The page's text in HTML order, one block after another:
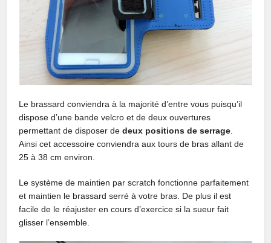
Le brassard conviendra à la majorité d’entre vous puisqu’il
dispose d’une bande velcro et de deux ouvertures
permettant de disposer dedeux positions de serrage.
Ainsi cet accessoire conviendra aux tours de bras allant de
25 à 38 cm environ.
Le système de maintien par scratch fonctionne parfaitement
et maintien le brassard serré à votre bras. De plus il est
facile de le réajuster en cours d’exercice si la sueur fait
glisser l’ensemble.